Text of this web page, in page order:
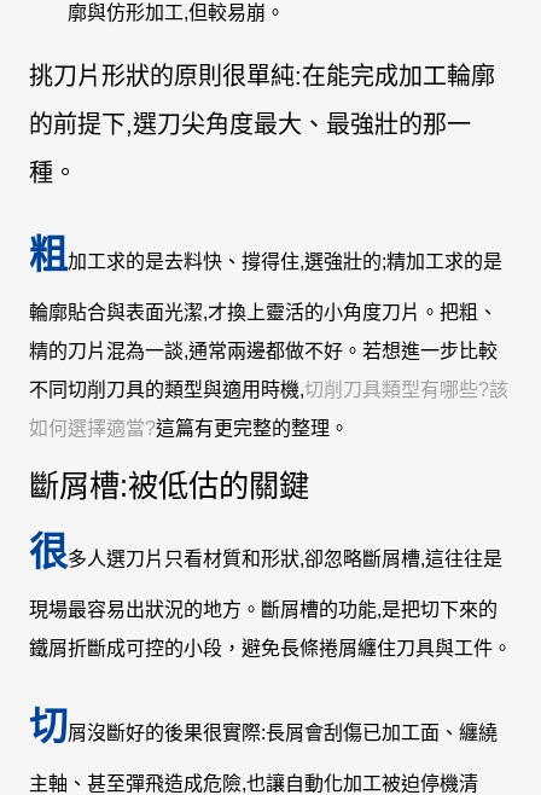
廓與仿形加工,但較易崩。
挑刀片形狀的原則很單純:在能完成加工輪廓
的前提下,選刀尖角度最大、最強壯的那一
種。
粗加工求的是去料快、撐得住,選強壯的;精加工求的是
輪廓貼合與表面光潔,才換上靈活的小角度刀片。把粗、
精的刀片混為一談,通常兩邊都做不好。若想進一步比較
不同切削刀具的類型與適用時機,切削刀具類型有哪些?該
如何選擇適當?這篇有更完整的整理。
斷屑槽:被低估的關鍵
很多人選刀片只看材質和形狀,卻忽略斷屑槽,這往往是
現場最容易出狀況的地方。斷屑槽的功能,是把切下來的
鐵屑折斷成可控的小段，避免長條捲屑纏住刀具與工件。
切屑沒斷好的後果很實際:長屑會刮傷已加工面、纏繞
主軸、甚至彈飛造成危險,也讓自動化加工被迫停機清